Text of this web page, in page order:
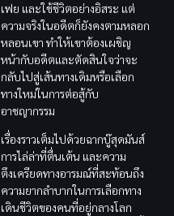
เฟย และใช้ชีวิตอย่างอิสระ แต่
ความจริงในอดีตก็ยังคงตามหลอก
หลอนเขา ทำให้เขาต้องเผชิญ
หน้ากับอดีตและตัดสินใจว่าจะ
กลับไปสู่เส้นทางเดิมหรือเลือก
ทางใหม่ในการต่อสู้กับ
อาชญากรรม
เรื่องราวเต็มไปด้วยฉากบู๊สุดมันส์
การไล่ล่าที่ตื่นเต้น และความ
ตึงเครียดทางอารมณ์ที่สะท้อนถึง
ความยากลำบากในการเลือกทาง
เดินชีวิตของคนที่อยู่กลางโลก